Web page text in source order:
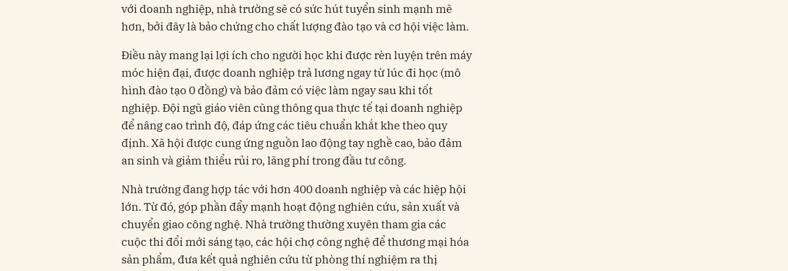
với doanh nghiệp, nhà trường sẽ có sức hút tuyển sinh mạnh mẽ
hơn, bởi đây là bảo chứng cho chất lượng đào tạo và cơ hội việc làm.
Điều này mang lại lợi ích cho người học khi được rèn luyện trên máy
móc hiện đại, được doanh nghiệp trả lương ngay từ lúc đi học (mô
hình đào tạo 0 đồng) và bảo đảm có việc làm ngay sau khi tốt
nghiệp. Đội ngũ giáo viên cũng thông qua thực tế tại doanh nghiệp
để nâng cao trình độ, đáp ứng các tiêu chuẩn khắt khe theo quy
định. Xã hội được cung ứng nguồn lao động tay nghề cao, bảo đảm
an sinh và giảm thiểu rủi ro, lãng phí trong đầu tư công.
Nhà trường đang hợp tác với hơn 400 doanh nghiệp và các hiệp hội
lớn. Từ đó, góp phần đẩy mạnh hoạt động nghiên cứu, sản xuất và
chuyển giao công nghệ. Nhà trường thường xuyên tham gia các
cuộc thi đổi mới sáng tạo, các hội chợ công nghệ để thương mại hóa
sản phẩm, đưa kết quả nghiên cứu từ phòng thí nghiệm ra thị